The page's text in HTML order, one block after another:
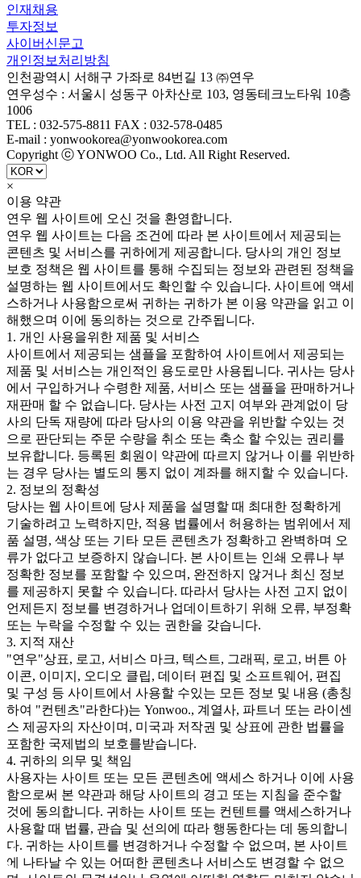
인재채용
투자정보
사이버신문고
개인정보처리방침
인천광역시 서해구 가좌로 84번길 13 ㈜연우
연우성수 : 서울시 성동구 아차산로 103, 영동테크노타워 10층
1006
TEL : 032-575-8811 FAX : 032-578-0485
E-mail : yonwookorea@yonwookorea.com
Copyright ⓒ YONWOO Co., Ltd. All Right Reserved.
×
이용 약관
연우 웹 사이트에 오신 것을 환영합니다.
연우 웹 사이트는 다음 조건에 따라 본 사이트에서 제공되는
콘텐츠 및 서비스를 귀하에게 제공합니다. 당사의 개인 정보
보호 정책은 웹 사이트를 통해 수집되는 정보와 관련된 정책을
설명하는 웹 사이트에서도 확인할 수 있습니다. 사이트에 액세
스하거나 사용함으로써 귀하는 귀하가 본 이용 약관을 읽고 이
해했으며 이에 동의하는 것으로 간주됩니다.
1. 개인 사용을위한 제품 및 서비스
사이트에서 제공되는 샘플을 포함하여 사이트에서 제공되는
제품 및 서비스는 개인적인 용도로만 사용됩니다. 귀사는 당사
에서 구입하거나 수령한 제품, 서비스 또는 샘플을 판매하거나
재판매 할 수 없습니다. 당사는 사전 고지 여부와 관계없이 당
사의 단독 재량에 따라 당사의 이용 약관을 위반할 수있는 것
으로 판단되는 주문 수량을 취소 또는 축소 할 수있는 권리를
보유합니다. 등록된 회원이 약관에 따르지 않거나 이를 위반하
는 경우 당사는 별도의 통지 없이 계좌를 해지할 수 있습니다.
2. 정보의 정확성
당사는 웹 사이트에 당사 제품을 설명할 때 최대한 정확하게
기술하려고 노력하지만, 적용 법률에서 허용하는 범위에서 제
품 설명, 색상 또는 기타 모든 콘텐츠가 정확하고 완벽하며 오
류가 없다고 보증하지 않습니다. 본 사이트는 인쇄 오류나 부
정확한 정보를 포함할 수 있으며, 완전하지 않거나 최신 정보
를 제공하지 못할 수 있습니다. 따라서 당사는 사전 고지 없이
언제든지 정보를 변경하거나 업데이트하기 위해 오류, 부정확
또는 누락을 수정할 수 있는 권한을 갖습니다.
3. 지적 재산
"연우"상표, 로고, 서비스 마크, 텍스트, 그래픽, 로고, 버튼 아
이콘, 이미지, 오디오 클립, 데이터 편집 및 소프트웨어, 편집
및 구성 등 사이트에서 사용할 수있는 모든 정보 및 내용 (총칭
하여 "컨텐츠"라한다)는 Yonwoo., 계열사, 파트너 또는 라이센
스 제공자의 자산이며, 미국과 저작권 및 상표에 관한 법률을
포함한 국제법의 보호를받습니다.
4. 귀하의 의무 및 책임
사용자는 사이트 또는 모든 콘텐츠에 액세스 하거나 이에 사용
함으로써 본 약관과 해당 사이트의 경고 또는 지침을 준수할
것에 동의합니다. 귀하는 사이트 또는 컨텐트를 액세스하거나
사용할 때 법률, 관습 및 선의에 따라 행동한다는 데 동의합니
다. 귀하는 사이트를 변경하거나 수정할 수 없으며, 본 사이트
에 나타날 수 있는 어떠한 콘텐츠나 서비스도 변경할 수 없으